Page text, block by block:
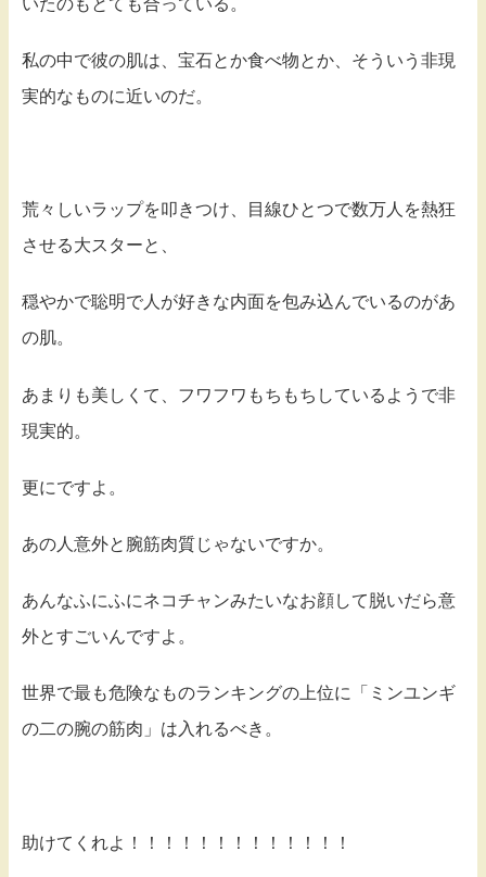
私の中で彼の肌は、宝石とか食べ物とか、そういう非現
実的なものに近いのだ。
荒々しいラップを叩きつけ、目線ひとつで数万人を熱狂
させる大スターと、
穏やかで聡明で人が好きな内面を包み込んでいるのがあ
の肌。
あまりも美しくて、フワフワもちもちしているようで非
現実的。
更にですよ。
あの人意外と腕筋肉質じゃないですか。
あんなふにふにネコチャンみたいなお顔して脱いだら意
外とすごいんですよ。
世界で最も危険なものランキングの上位に「ミンユンギ
の二の腕の筋肉」は入れるべき。
助けてくれよ！！！！！！！！！！！！！